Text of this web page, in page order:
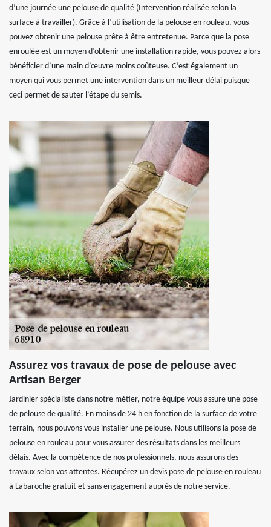
d’une journée une pelouse de qualité (Intervention réalisée selon la
surface à travailler). Grâce à l’utilisation de la pelouse en rouleau, vous
pouvez obtenir une pelouse prête à être entretenue. Parce que la pose
enroulée est un moyen d’obtenir une installation rapide, vous pouvez alors
bénéficier d’une main d’œuvre moins coûteuse. C’est également un
moyen qui vous permet une intervention dans un meilleur délai puisque
ceci permet de sauter l’étape du semis.
Assurez vos travaux de pose de pelouse avec
Artisan Berger
Jardinier spécialiste dans notre métier, notre équipe vous assure une pose
de pelouse de qualité. En moins de 24 h en fonction de la surface de votre
terrain, nous pouvons vous installer une pelouse. Nous utilisons la pose de
pelouse en rouleau pour vous assurer des résultats dans les meilleurs
délais. Avec la compétence de nos professionnels, nous assurons des
travaux selon vos attentes. Récupérez un devis pose de pelouse en rouleau
à Labaroche gratuit et sans engagement auprès de notre service.